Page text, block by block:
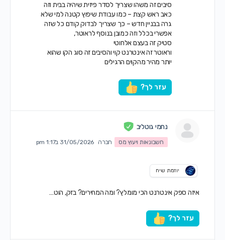
סיבים זה משהו שצריך לסדר פיזית שיהיה בבית וזה
כאב ראש קצת – כמו עבודת שיפוץ קטנה למי שלא
גרה בבניין חדש – כך שצריך לבדוק קודם כל שזה
אפשרי בכלל וזה כמובן בנוסף לראוטר,
סטיק זה בעצם אלחוטי
וראוטר זה אינטרנט קוי והסיבים זה סוג הקו שהוא
יותר מהיר מהקוים הרגילים
עזר לך?
נחמי גוטליב
חשבונאות ויעוץ מס חברה 31/05/2026 ב1:17 pm
יוזמת שיח
איזה ספק אינטרנט הכי מומלץ? ומה המחירים? בזק, הוט…
עזר לך?